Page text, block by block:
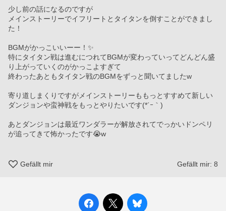
少し前の話になるのですが
メインストーリーでイフリートとタイタンを倒すことができまし
た！
BGMがかっこいいーー！✨
特にタイタン戦は進むにつれてBGMが変わっていってどんどん盛
り上がっていくのがかっこよすぎて
終わったあともタイタン戦のBGMをずっと聞いてましたw
寄り道しまくりですがメインストーリーももっとすすめて新しい
ダンジョンや蛮神戦をもっとやりたいです(*´ｰ｀)
あとダンジョンは最近ワンダラーが解放されてでっかいドンペリ
が追ってきて怖かったです😭w
Gefällt mir Gefällt mir: 8